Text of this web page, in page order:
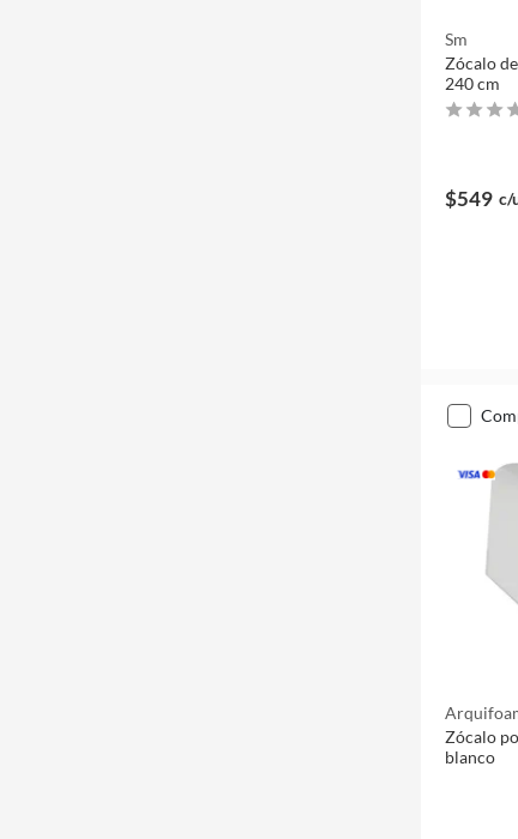
Sm
Zócalo
240 cm
$549 c/
Zócalo
blanco